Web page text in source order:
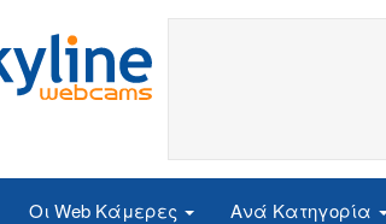
Οι Web Κάμερες Ανά Κατηγορία